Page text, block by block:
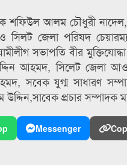
শফিউল আলম চৌধুরী
সিলট জেলা পরিষদ
সভাপতি বীর
আহমদ, সিলেট জেলা
সবেক যুগ্ম সাধারণ
উদ্দিন,সাবেক প্রচার
Messenger